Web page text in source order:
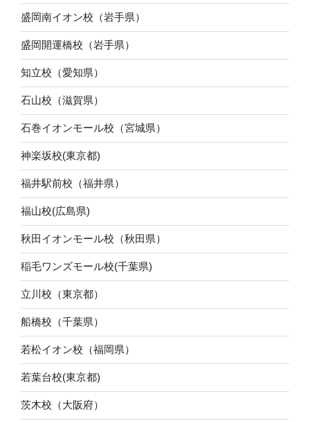
盛岡南イオン校（岩手県）
盛岡開運橋校（岩手県）
知立校（愛知県）
石山校（滋賀県）
石巻イオンモール校（宮城県）
神楽坂校(東京都)
福井駅前校（福井県）
福山校(広島県)
秋田イオンモール校（秋田県）
稲毛ワンズモール校(千葉県)
立川校（東京都）
船橋校（千葉県）
若松イオン校（福岡県）
若葉台校(東京都)
茨木校（大阪府）